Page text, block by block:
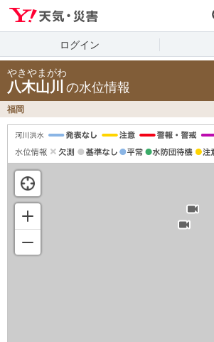
ログイン
やきやまがわ
八木山川 の水位情報
福岡